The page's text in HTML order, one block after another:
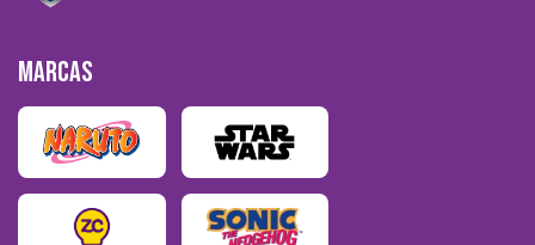
MARCAS